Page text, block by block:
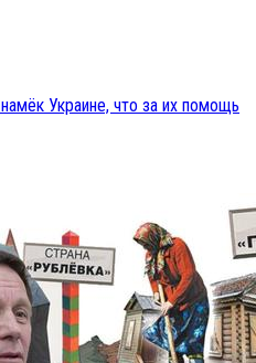
Украине, что за их помощь